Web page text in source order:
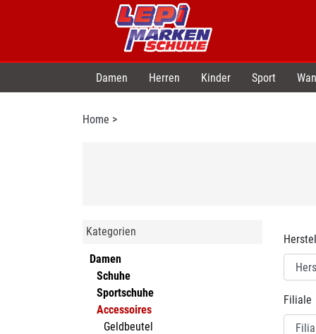
Damen Herren Kinder Sport
Home >
Kategorien
Damen
Schuhe
Sportschuhe
Accessoires
Geldbeutel
Filiale